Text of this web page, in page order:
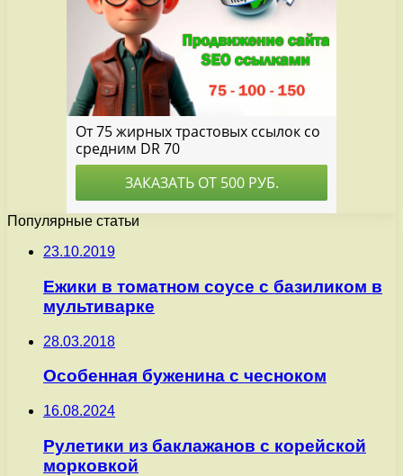
Популярные статьи
23.10.2019
Ежики в томатном соусе с базиликом в
мультиварке
28.03.2018
Особенная буженина с чесноком
16.08.2024
Рулетики из баклажанов с корейской
морковкой